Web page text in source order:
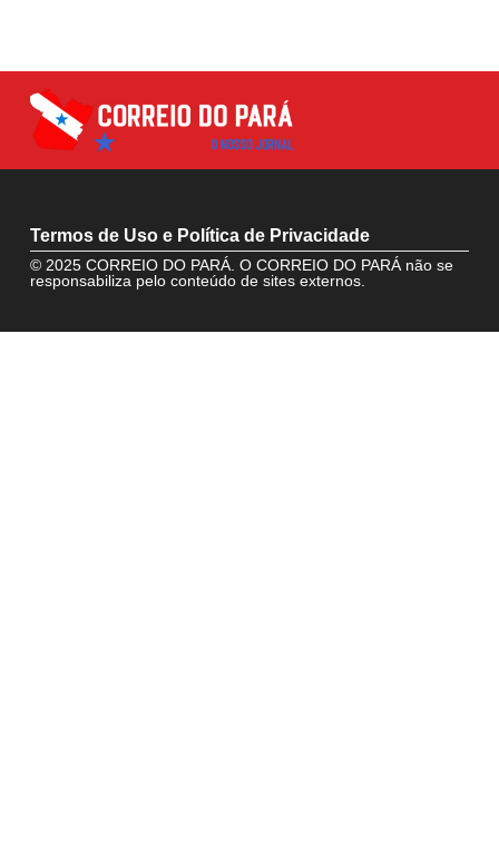
Termos de Uso e Política de Privacidade
© 2025 CORREIO DO PARÁ. O CORREIO DO PARÁ não se
responsabiliza pelo conteúdo de sites externos.